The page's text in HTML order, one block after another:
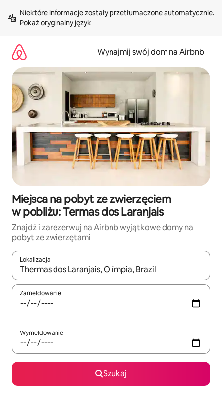
treści Pokaż oryginalny język
Wynajmij swój dom na Airbnb
Miejsca na pobyt ze zwierzęciem
w pobliżu: Termas dos Laranjais
Znajdź i zarezerwuj na Airbnb wyjątkowe domy na
pobyt ze zwierzętami
Lokalizacja
Gdy wyniki będą dostępne, możesz poruszać się po nich za
Zameldowanie
Wymeldowanie
Szukaj